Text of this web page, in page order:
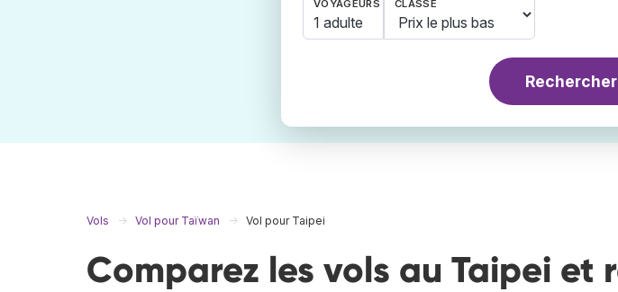
VOYAGEURS
1 adulte
CLASSE
Vols Vol pour Taïwan Vol pour Taipei
Comparez les vols au Taipei et